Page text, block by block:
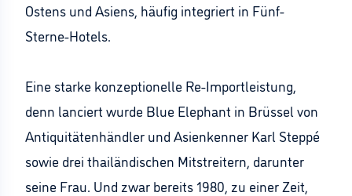
Ostens und Asiens, häufig integriert in Fünf-
Sterne-Hotels.
Eine starke konzeptionelle Re-Importleistung,
denn lanciert wurde Blue Elephant in Brüssel von
Antiquitätenhändler und Asienkenner Karl Steppé
sowie drei thailändischen Mitstreitern, darunter
seine Frau. Und zwar bereits 1980, zu einer Zeit,